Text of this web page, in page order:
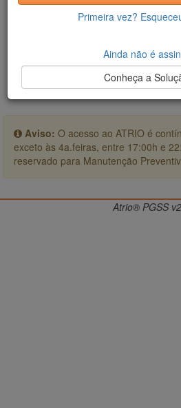
Aviso: O acesso ao ATRIO é
exceto às 4a.feiras, entre 17:00h e
reservado para Manutenção
Primeira vez?
Ainda não é
Conheça a
Atrio® PGSS